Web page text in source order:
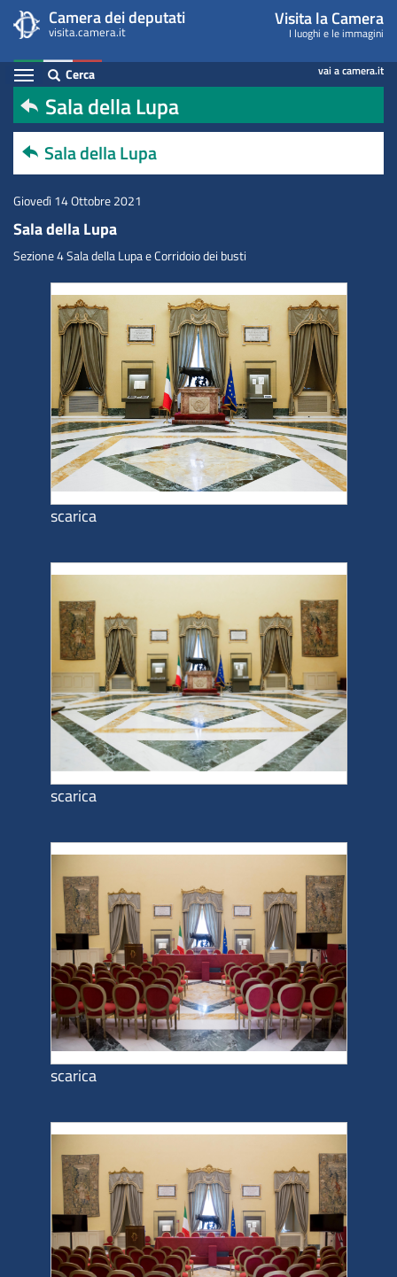
contenuto
principale
Sala
della
Lupa
Camera dei deputati
visita.camera.it
Visita la Camera
I luoghi e le immagini
Espandi
Cerca vai a camera.it
Contenuto
Sala della Lupa
Sala della Lupa
Giovedì 14 Ottobre 2021
Sala della Lupa
Sezione 4 Sala della Lupa e Corridoio dei busti
scarica
scarica
scarica